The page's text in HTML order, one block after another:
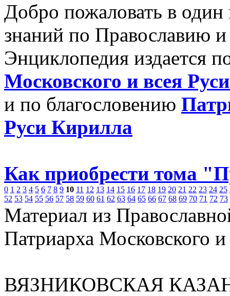
Добро пожаловать в
знаний по Православию
Энциклопедия издается
Московского и всея
и по благословению
Руси Кирилла
Как приобрести тома
0 1 2 3 4 5 6 7 8 9 10 11 12 13 14 15 16 17 18 19 20 21 22 23 24 25
52 53 54 55 56 57 58 59 60 61 62 63 64 65 66 67 68 69 70 71 72 73
Материал из
Патриарха Московского
ВЯЗНИКОВСКАЯ